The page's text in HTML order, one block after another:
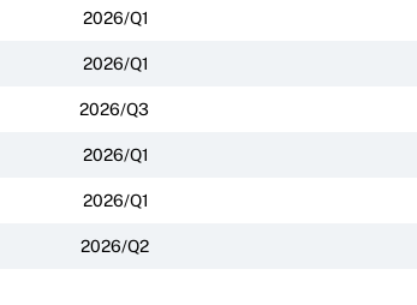
2026/Q1
2026/Q1
2026/Q3
2026/Q1
2026/Q1
2026/Q2